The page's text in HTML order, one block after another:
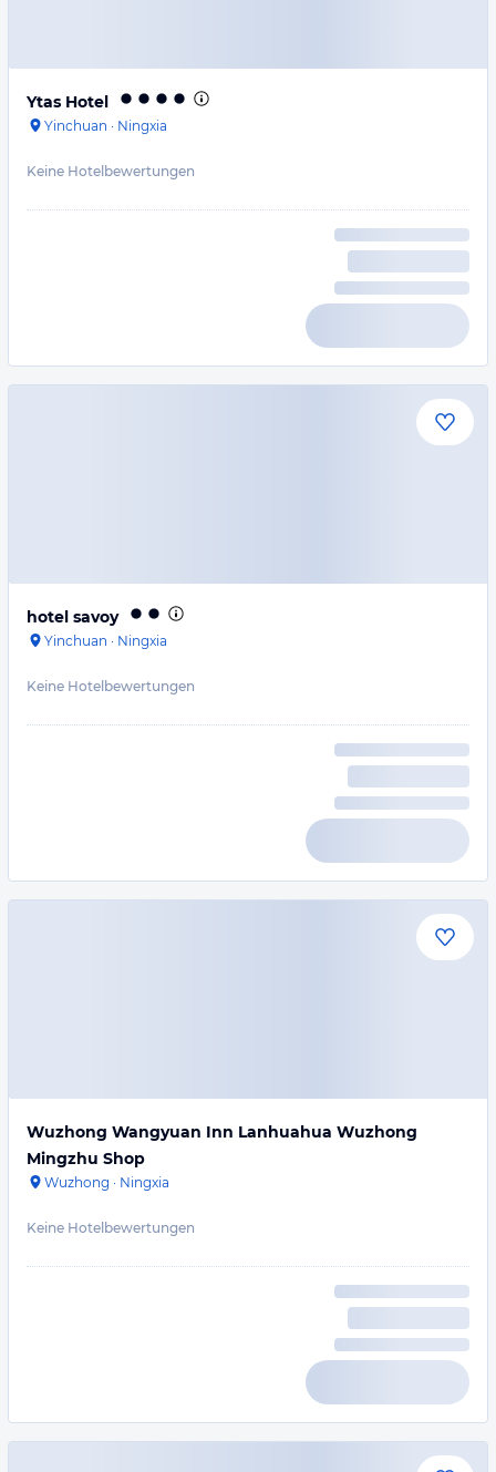
Ytas Hotel
Yinchuan · Ningxia
Keine Hotelbewertungen
hotel savoy
Yinchuan · Ningxia
Keine Hotelbewertungen
Wuzhong Wangyuan Inn Lanhuahua Wuzhong
Mingzhu Shop
Wuzhong · Ningxia
Keine Hotelbewertungen